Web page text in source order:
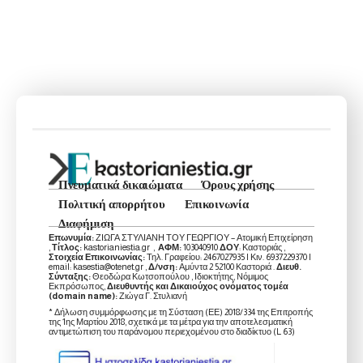
Πνευματικά δικαιώματα
Όρους χρήσης
Πολιτική απορρήτου
Επικοινωνία
Διαφήμιση
Επωνυμία:ΖΙΩΓΑ ΣΤΥΛΙΑΝΗ ΤΟΥ ΓΕΩΡΓΙΟΥ – Ατομική Επιχείρηση
Τίτλος: kastorianiestia.gr , ΑΦΜ:103040910ΔΟΥ: Καστοριάς ,
Στοιχεία Επικοινωνίας:Τηλ. Γραφείου: 2467027935 | Κιν. 6937229370 |
email: kasestia@otenet.gr , Δ/νση:Αμύντα 2 52100 Καστοριά . Διευθ.
Σύνταξης:Θεοδώρα Κωτσοπούλου , Ιδιοκτήτης, Νόμιμος
Εκπρόσωπος, Διευθυντής και Δικαιούχος ονόματος τομέα
(domain name):Ζιώγα Γ. Στυλιανή
* Δήλωση συμμόρφωσης με τη Σύσταση (ΕΕ) 2018/334 της Επιτροπής
της 1ης Μαρτίου 2018, σχετικά με τα μέτρα για την αποτελεσματική
αντιμετώπιση του παράνομου περιεχομένου στο διαδίκτυο (L 63)